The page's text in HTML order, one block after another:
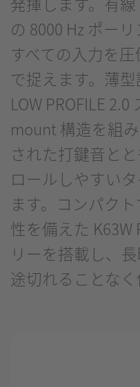
の 8000 Hz ポー
すべての入力を
で捉えます。薄型
LOW PROFILE
mount 構造を組
された打鍵音と
ロールしやすい
ます。コンパク
性を備えた
リーを搭載し、
途切れることなく